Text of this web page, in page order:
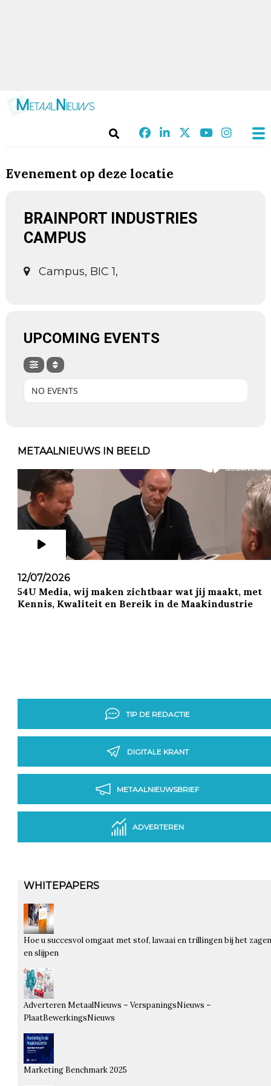
Evenement op deze locatie
BRAINPORT INDUSTRIES
CAMPUS
Campus, BIC 1,
UPCOMING EVENTS
NO EVENTS
METAALNIEUWS IN BEELD
12/07/2026
54U Media, wij maken zichtbaar wat jij maakt, met
Kennis, Kwaliteit en Bereik in de Maakindustrie
TIP DE REDACTIE
DIGITALE KRANT
METAALNIEUWSBRIEF
ADVERTEREN
WHITEPAPERS
Hoe u succesvol omgaat met stof, lawaai en trillingen bij het zagen
en slijpen
Adverteren MetaalNieuws – VerspaningsNieuws –
PlaatBewerkingsNieuws
Marketing Benchmark 2025